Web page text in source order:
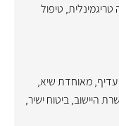
טריגמינלית, טיפול
,מאוחדת שיא,
היישוב,ביטוח ישיר,